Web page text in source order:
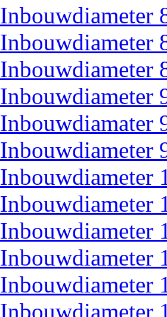
Inbouwdiameter
Inbouwdiameter
Inbouwdiameter
Inbouwdiameter
Inbouwdiamater
Inbouwdiameter
Inbouwdiameter
Inbouwdiameter
Inbouwdiameter
Inbouwdiameter
Inbouwdiameter
Inbouwdiameter